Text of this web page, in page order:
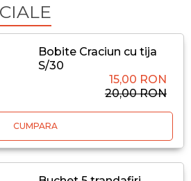
Bobite Craciun cu tija
S/30
15,00 RON
20,00 RON
CUMPARA